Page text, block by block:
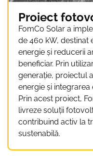
Proiect
FomCo Solar a
de 460 kW, destinat
energie și reducerii
beneficiar. Prin
generație, proiectul
energie și integrarea
Prin acest proiect,
livreze soluții
contribuind activ la
sustenabilă.